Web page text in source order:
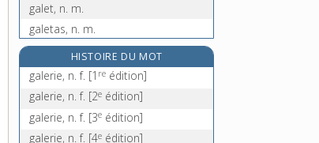
galet, n. m.
galetas, n. m.
galeter, v. tr.
galette, n. f.
galeux, -euse, adj.
galibot, n. m.
HISTOIRE DU MOT
galerie, n. f. [1 re édition]
galerie, n. f. [2e édition]
galerie, n. f. [3e édition]
galerie, n. f. [4e édition]